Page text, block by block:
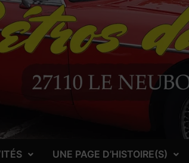
UNE PAGE D’HISTOIRE(S)